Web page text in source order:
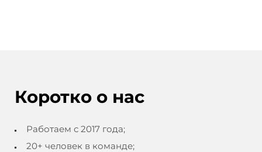
Коротко о нас
Работаем с 2017 года;
20+ человек в команде;